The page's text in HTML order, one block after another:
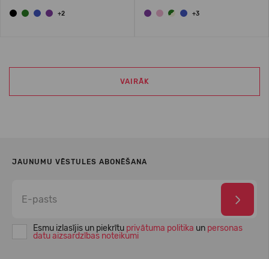
+2 +3
VAIRĀK
JAUNUMU VĒSTULES ABONĒŠANA
Esmu izlasījis un piekrītu privātuma politika un personas
datu aizsardzības noteikumi